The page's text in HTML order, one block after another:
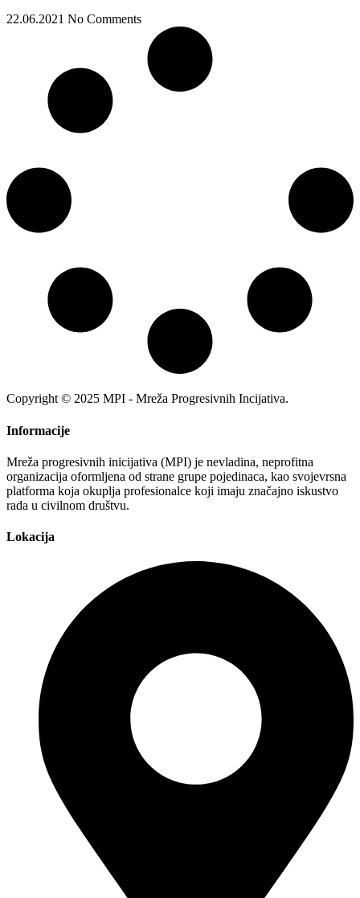
22.06.2021 No Comments
Copyright © 2025 MPI - Mreža Progresivnih Incijativa.
Informacije
Mreža progresivnih inicijativa (MPI) je nevladina, neprofitna
organizacija oformljena od strane grupe pojedinaca, kao svojevrsna
platforma koja okuplja profesionalce koji imaju značajno iskustvo
rada u civilnom društvu.
Lokacija